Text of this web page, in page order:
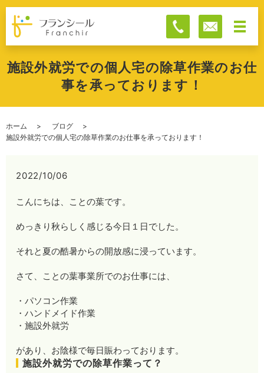
施設外就労での個人宅の除草作業のお仕
事を承っております！
ホーム
ブログ
施設外就労での個人宅の除草作業のお仕事を承っております！
2022/10/06
こんにちは、ことの葉です。
めっきり秋らしく感じる今日１日でした。
それと夏の酷暑からの開放感に浸っています。
さて、ことの葉事業所でのお仕事には、
・パソコン作業
・ハンドメイド作業
・施設外就労
があり、お陰様で毎日賑わっております。
施設外就労での除草作業って？